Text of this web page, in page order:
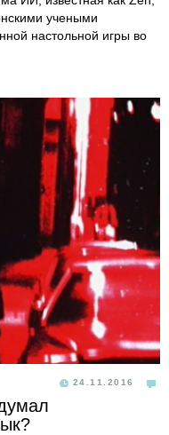
учеными
настольной игры во
24.11.2016